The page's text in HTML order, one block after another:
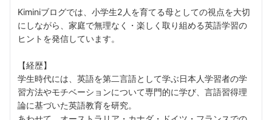
Kiminiブログでは、小学生2人を育てる母としての視点を大切
にしながら、家庭で無理なく・楽しく取り組める英語学習の
ヒントを発信しています。
【経歴】
学生時代には、英語を第二言語として学ぶ日本人学習者の学
習方法やモチベーションについて専門的に学び、言語習得理
論に基づいた英語教育を研究。